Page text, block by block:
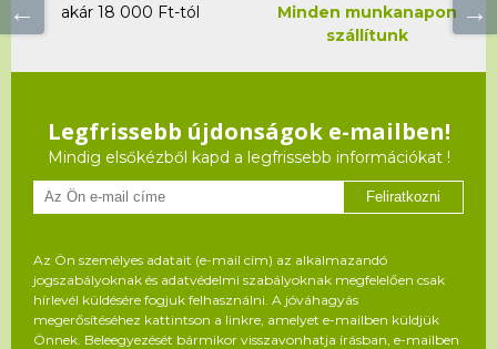
akár 18 000 Ft-tól
Minden munkanapon
szállítunk
Legfrissebb újdonságok e-mailben!
Mindig elsőkézből kapd a legfrissebb információkat !
Feliratkozni
Az Ön személyes adatait (e-mail cím) az alkalmazandó
jogszabályoknak és adatvédelmi szabályoknak megfelelően csak
hírlevél küldésére fogjuk felhasználni. A jóváhagyás
megerősítéséhez kattintson a linkre, amelyet e-mailben küldjük
Önnek. Beleegyezését bármikor visszavonhatja írásban, e-mailben